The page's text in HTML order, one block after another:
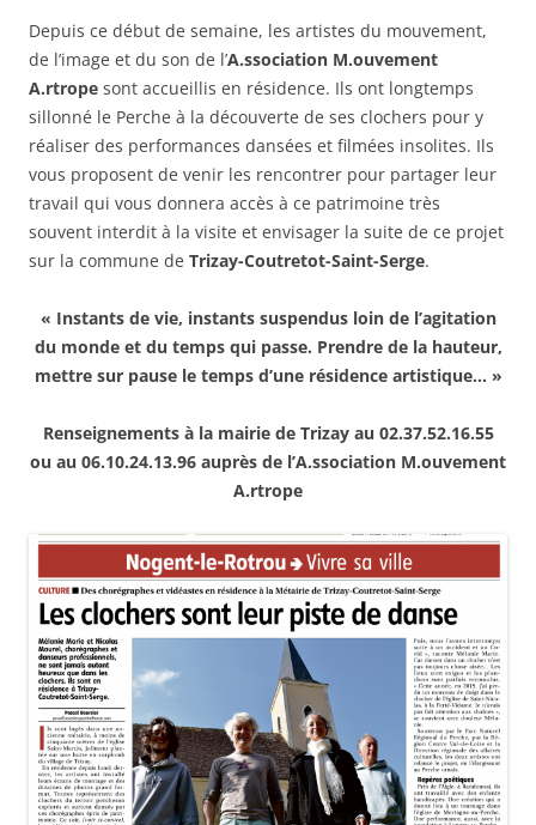
Depuis ce début de semaine, les artistes du mouvement,
de l’image et du son de l’A.ssociation M.ouvement
A.rtrope sont accueillis en résidence. Ils ont longtemps
sillonné le Perche à la découverte de ses clochers pour y
réaliser des performances dansées et filmées insolites. Ils
vous proposent de venir les rencontrer pour partager leur
travail qui vous donnera accès à ce patrimoine très
souvent interdit à la visite et envisager la suite de ce projet
sur la commune de Trizay-Coutretot-Saint-Serge.
« Instants de vie, instants suspendus loin de l’agitation
du monde et du temps qui passe. Prendre de la hauteur,
mettre sur pause le temps d’une résidence artistique… »
Renseignements à la mairie de Trizay au 02.37.52.16.55
ou au 06.10.24.13.96 auprès de l’A.ssociation M.ouvement
A.rtrope